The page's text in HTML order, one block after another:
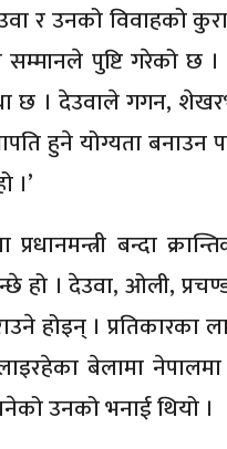
र उनको विवाहको
पुष्टि गरेको छ
छ । देउवाले गगन,
हुने योग्यता बनाउन
।’
बन्दा
हो । देउवा, ओली,
होइन् । प्रतिकारका
बेलामा
उनको भनाई थियो ।